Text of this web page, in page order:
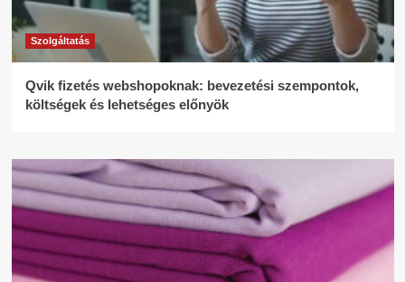
Szolgáltatás
Qvik fizetés webshopoknak: bevezetési szempontok,
költségek és lehetséges előnyök